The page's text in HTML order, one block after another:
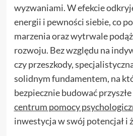
wyzwaniami. W efekcie
energii i pewności siebie, co
marzenia oraz wytrwale
rozwoju. Bez względu na
czy przeszkody,
solidnym fundamentem, na
bezpiecznie budować
centrum pomocy
inwestycja w swój potencjał i